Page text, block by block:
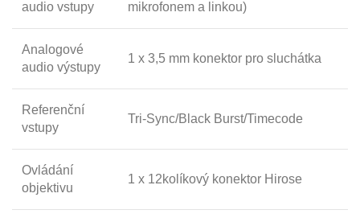
audio vstupy mikrofonem a linkou)
Analogové
audio výstupy
1 x 3,5 mm konektor pro sluchátka
Referenční
vstupy
Tri-Sync/Black Burst/Timecode
Ovládání
objektivu
1 x 12kolíkový konektor Hirose